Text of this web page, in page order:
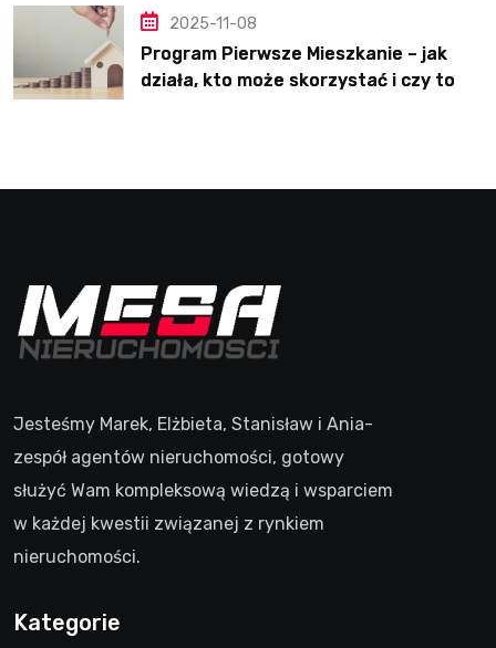
2025-11-08
Program Pierwsze Mieszkanie – jak
działa, kto może skorzystać i czy to
Jesteśmy Marek, Elżbieta, Stanisław i Ania-
zespół agentów nieruchomości, gotowy
służyć Wam kompleksową wiedzą i wsparciem
w każdej kwestii związanej z rynkiem
nieruchomości.
Kategorie